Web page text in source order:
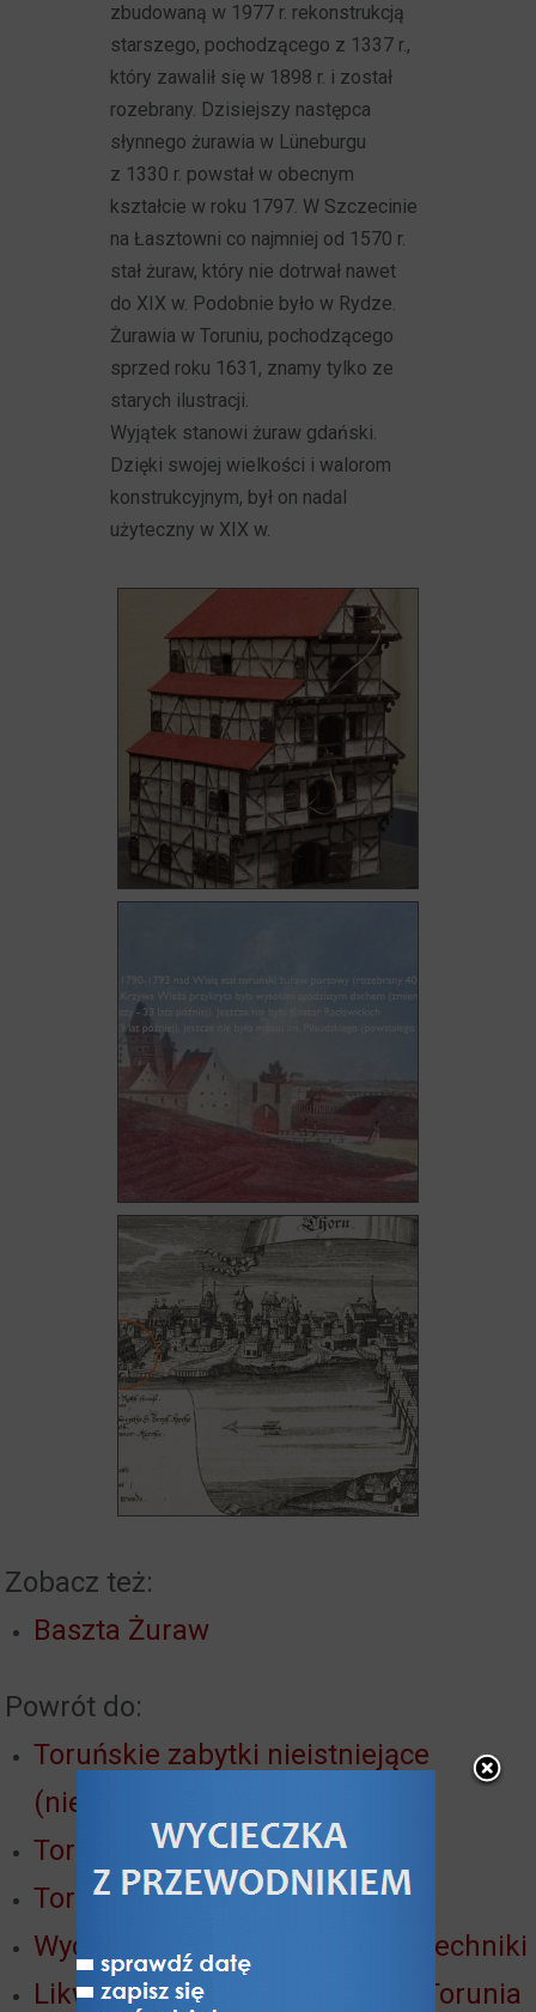
zbudowaną w 1977 r. rekonstrukcją
starszego, pochodzącego z 1337 r.,
który zawalił się w 1898 r. i został
rozebrany. Dzisiejszy następca
słynnego żurawia w Lüneburgu
z 1330 r. powstał w obecnym
kształcie w roku 1797. W Szczecinie
na Łasztowni co najmniej od 1570 r.
stał żuraw, który nie dotrwał nawet
do XIX w. Podobnie było w Rydze.
Żurawia w Toruniu, pochodzącego
sprzed roku 1631, znamy tylko ze
starych ilustracji.
Wyjątek stanowi żuraw gdański.
Dzięki swojej wielkości i walorom
konstrukcyjnym, był on nadal
użyteczny w XIX w.
Zobacz też:
Baszta Żuraw
Powrót do:
Toruńskie zabytki nieistniejące
(niezachowane)
Toruński port wiślany
Toruń nad Wisłą
Wycieczka: Szlak Przemysłu i Techniki
Likwidacja portu - degradacja Torunia